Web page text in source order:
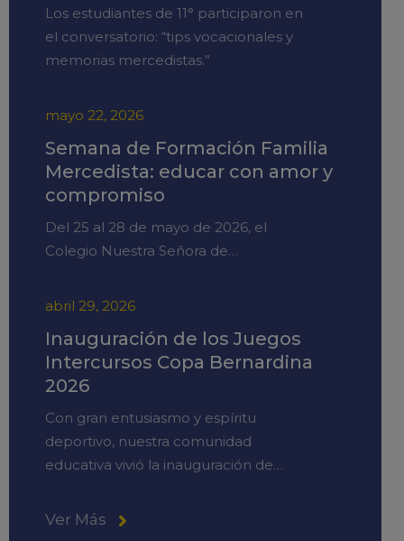
Los estudiantes de 11° participaron en
el conversatorio: “tips vocacionales y
memorias mercedistas.”
mayo 22, 2026
Semana de Formación Familia
Mercedista: educar con amor y
compromiso
Del 25 al 28 de mayo de 2026, el
Colegio Nuestra Señora de…
abril 29, 2026
Inauguración de los Juegos
Intercursos Copa Bernardina
2026
Con gran entusiasmo y espíritu
deportivo, nuestra comunidad
educativa vivió la inauguración de…
Ver Más